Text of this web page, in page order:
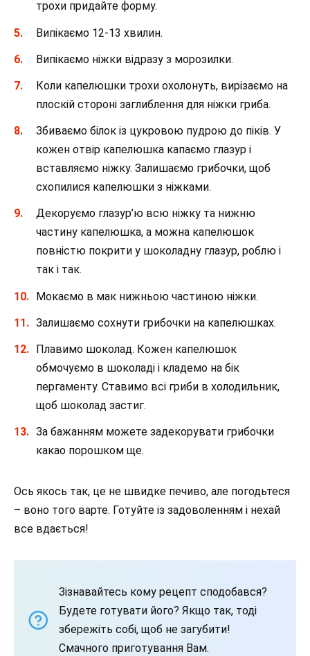
трохи придайте форму.
Випікаємо 12-13 хвилин.
Випікаємо ніжки відразу з морозилки.
Коли капелюшки трохи охолонуть, вирізаємо на
плоскій стороні заглиблення для ніжки гриба.
Збиваємо білок із цукровою пудрою до піків. У
кожен отвір капелюшка капаємо глазур і
вставляємо ніжку. Залишаємо грибочки, щоб
схопилися капелюшки з ніжками.
Декоруємо глазур’ю всю ніжку та нижню
частину капелюшка, а можна капелюшок
повністю покрити у шоколадну глазур, роблю і
так і так.
Мокаємо в мак нижньою частиною ніжки.
Залишаємо сохнути грибочки на капелюшках.
Плавимо шоколад. Кожен капелюшок
обмочуємо в шоколаді і кладемо на бік
пергаменту. Ставимо всі гриби в холодильник,
щоб шоколад застиг.
За бажанням можете задекорувати грибочки
какао порошком ще.
Ось якось так, це не швидке печиво, але погодьтеся
– воно того варте. Готуйте із задоволенням і нехай
все вдається!
Зізнавайтесь кому рецепт сподобався?
Будете готувати його? Якщо так, тоді
збережіть собі, щоб не загубити!
Смачного приготування Вам.